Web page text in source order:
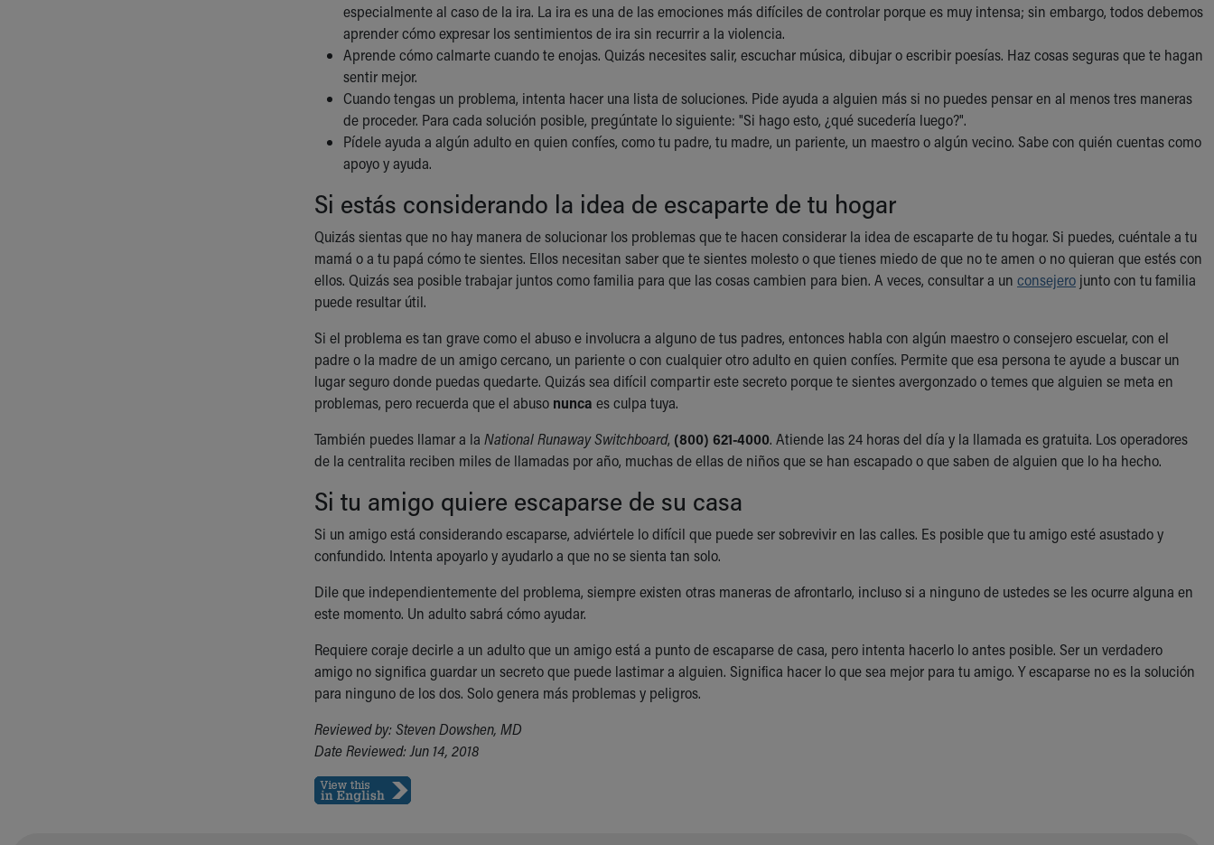
especialmente al caso de la ira. La ira es una de las emociones más difíciles de controlar porque es muy intensa; sin embargo, todos debemos
aprender cómo expresar los sentimientos de ira sin recurrir a la violencia.
Aprende cómo calmarte cuando te enojas. Quizás necesites salir, escuchar música, dibujar o escribir poesías. Haz cosas seguras que te hagan
sentir mejor.
Cuando tengas un problema, intenta hacer una lista de soluciones. Pide ayuda a alguien más si no puedes pensar en al menos tres maneras
de proceder. Para cada solución posible, pregúntate lo siguiente: "Si hago esto, ¿qué sucedería luego?".
Pídele ayuda a algún adulto en quien confíes, como tu padre, tu madre, un pariente, un maestro o algún vecino. Sabe con quién cuentas como
apoyo y ayuda.
Si estás considerando la idea de escaparte de tu hogar
Quizás sientas que no hay manera de solucionar los problemas que te hacen considerar la idea de escaparte de tu hogar. Si puedes, cuéntale a tu
mamá o a tu papá cómo te sientes. Ellos necesitan saber que te sientes molesto o que tienes miedo de que no te amen o no quieran que estés con
ellos. Quizás sea posible trabajar juntos como familia para que las cosas cambien para bien. A veces, consultar a un consejero junto con tu familia
puede resultar útil.
Si el problema es tan grave como el abuso e involucra a alguno de tus padres, entonces habla con algún maestro o consejero escuelar, con el
padre o la madre de un amigo cercano, un pariente o con cualquier otro adulto en quien confíes. Permite que esa persona te ayude a buscar un
lugar seguro donde puedas quedarte. Quizás sea difícil compartir este secreto porque te sientes avergonzado o temes que alguien se meta en
problemas, pero recuerda que el abuso nunca es culpa tuya.
También puedes llamar a la National Runaway Switchboard, (800) 621-4000. Atiende las 24 horas del día y la llamada es gratuita. Los operadores
de la centralita reciben miles de llamadas por año, muchas de ellas de niños que se han escapado o que saben de alguien que lo ha hecho.
Si tu amigo quiere escaparse de su casa
Si un amigo está considerando escaparse, adviértele lo difícil que puede ser sobrevivir en las calles. Es posible que tu amigo esté asustado y
confundido. Intenta apoyarlo y ayudarlo a que no se sienta tan solo.
Dile que independientemente del problema, siempre existen otras maneras de afrontarlo, incluso si a ninguno de ustedes se les ocurre alguna en
este momento. Un adulto sabrá cómo ayudar.
Requiere coraje decirle a un adulto que un amigo está a punto de escaparse de casa, pero intenta hacerlo lo antes posible. Ser un verdadero
amigo no significa guardar un secreto que puede lastimar a alguien. Significa hacer lo que sea mejor para tu amigo. Y escaparse no es la solución
para ninguno de los dos. Solo genera más problemas y peligros.
Reviewed by: Steven Dowshen, MD
Date Reviewed: Jun 14, 2018